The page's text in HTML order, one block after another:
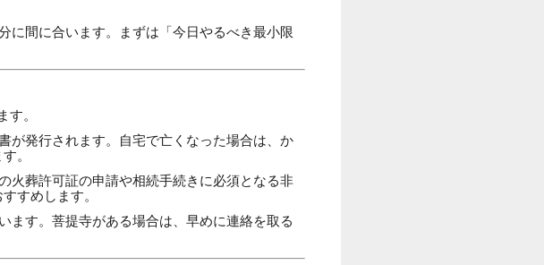
に間に合います。まずは「今日やるべき最小限
す。
が発行されます。自宅で亡くなった場合は、か
。
火葬許可証の申請や相続手続きに必須となる非
すめします。
ます。菩提寺がある場合は、早めに連絡を取る